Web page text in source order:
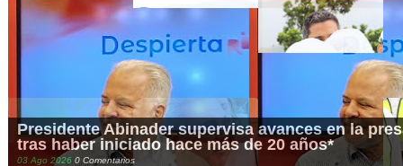
Presidente Abinader supervisa avances en la
tras haber iniciado hace más de 20 años*
03 Ago 2026 0 Comentarios